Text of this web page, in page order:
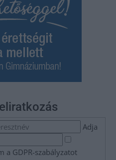
Adja
a GDPR-szabályzatot